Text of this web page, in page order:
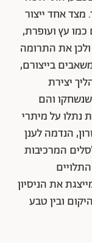
מצד אחד ייצור
עץ ועופרת,
ולכן את התרומה
בייצורם,
יצירת
עד שנשחקו והם
נתלו על מיתרי
הנדמה לענן
המרכיבות
את הניסיון
ובין טבע